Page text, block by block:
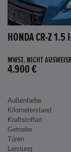
HONDA CR-Z 1.5
MWST. NICHT
4.900 €
Außenfarbe
Kilometerstand
Kraftstoffart
Getriebe
Türen
Leistung